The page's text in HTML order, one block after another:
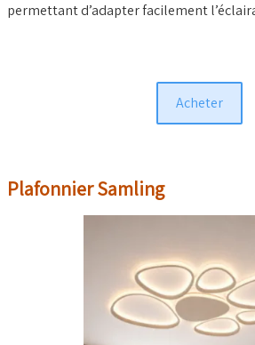
permettant d’adapter facilement
Acheter
Plafonnier Samling